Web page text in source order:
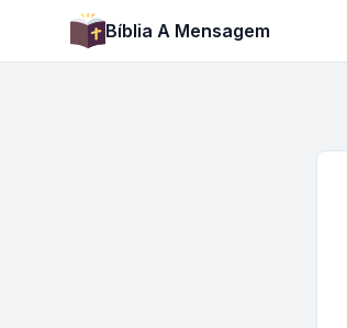
Bíblia A Mensagem